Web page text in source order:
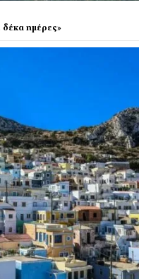
δέκα ημέρες»